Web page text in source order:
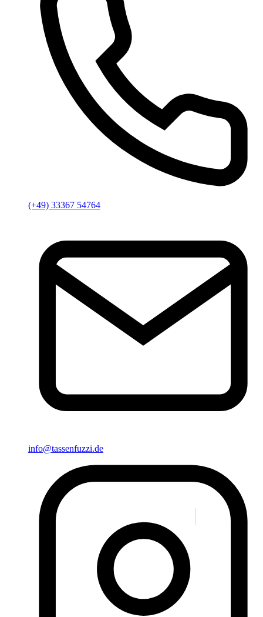
(+49) 33367 54764
info@tassenfuzzi.de